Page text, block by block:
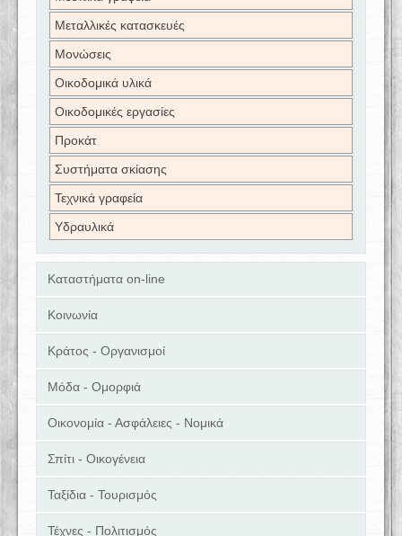
Μεταλλικές κατασκευές
Μονώσεις
Οικοδομικά υλικά
Οικοδομικές εργασίες
Προκάτ
Συστήματα σκίασης
Τεχνικά γραφεία
Υδραυλικά
Καταστήματα on-line
Κοινωνία
Κράτος - Οργανισμοί
Μόδα - Ομορφιά
Οικονομία - Ασφάλειες - Νομικά
Σπίτι - Οικογένεια
Ταξίδια - Τουρισμός
Τέχνες - Πολιτισμός